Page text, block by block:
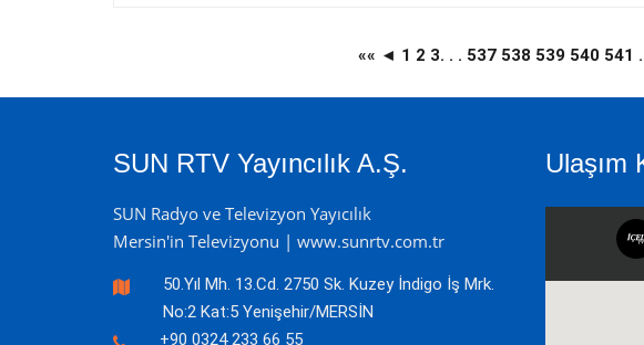
«« ◄ 1 2 3. . . 537 538 539 540 541
SUN RTV Yayıncılık A.Ş.
SUN Radyo ve Televizyon Yayıcılık
Mersin'in Televizyonu | www.sunrtv.com.tr
50.Yıl Mh. 13.Cd. 2750 Sk. Kuzey İndigo İş Mrk.
No:2 Kat:5 Yenişehir/MERSİN
+90 0324 233 66 55
Ulaşım